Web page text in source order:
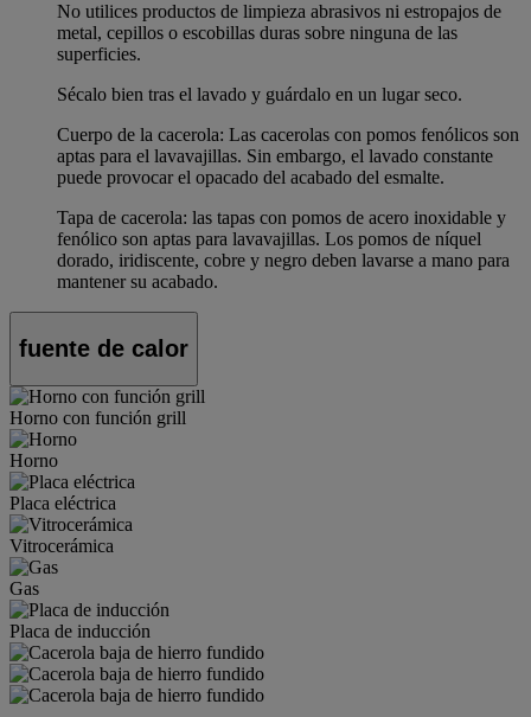
No utilices productos de limpieza abrasivos ni estropajos de
metal, cepillos o escobillas duras sobre ninguna de las
superficies.
Sécalo bien tras el lavado y guárdalo en un lugar seco.
Cuerpo de la cacerola: Las cacerolas con pomos fenólicos son
aptas para el lavavajillas. Sin embargo, el lavado constante
puede provocar el opacado del acabado del esmalte.
Tapa de cacerola: las tapas con pomos de acero inoxidable y
fenólico son aptas para lavavajillas. Los pomos de níquel
dorado, iridiscente, cobre y negro deben lavarse a mano para
mantener su acabado.
fuente de calor
Horno con función grill
Horno
Placa eléctrica
Vitrocerámica
Gas
Placa de inducción